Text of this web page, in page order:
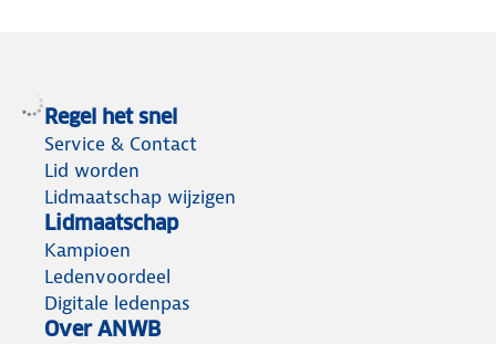
m
e
r
k
i
n
d
u
r
s
‘
t
G
a
t
Regel het snel
Service & Contact
Lid worden
Lidmaatschap wijzigen
Lidmaatschap
Kampioen
Ledenvoordeel
Digitale ledenpas
Over ANWB